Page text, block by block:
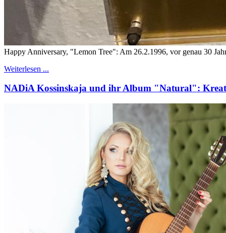
Happy Anniversary, "Lemon Tree": Am 26.2.1996, vor genau 30
Weiterlesen ...
NADiA Kossinskaja und ihr Album "Natural":